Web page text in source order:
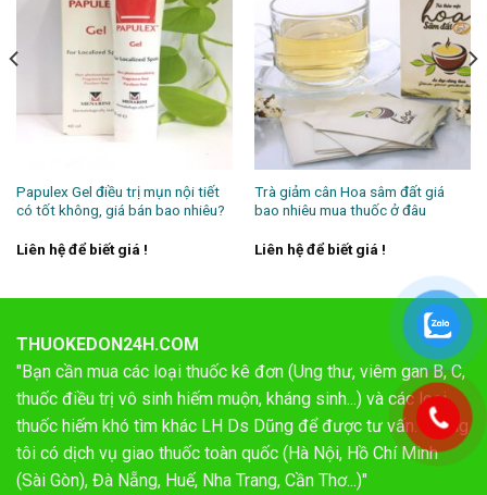
Papulex Gel điều trị mụn nội tiết
có tốt không, giá bán bao nhiêu?
Liên hệ để biết giá !
Trà giảm cân Hoa sâm đất giá
bao nhiêu mua thuốc ở đâu
Liên hệ để biết giá !
THUOKEDON24H.COM
"Bạn cần mua các loại thuốc kê đơn (Ung thư, viêm gan B, C,
thuốc điều trị vô sinh hiếm muộn, kháng sinh...) và các loại
thuốc hiếm khó tìm khác LH Ds Dũng để được tư vấn. Chúng
tôi có dịch vụ giao thuốc toàn quốc (Hà Nội, Hồ Chí Minh
(Sài Gòn), Đà Nẵng, Huế, Nha Trang, Cần Thơ...)"